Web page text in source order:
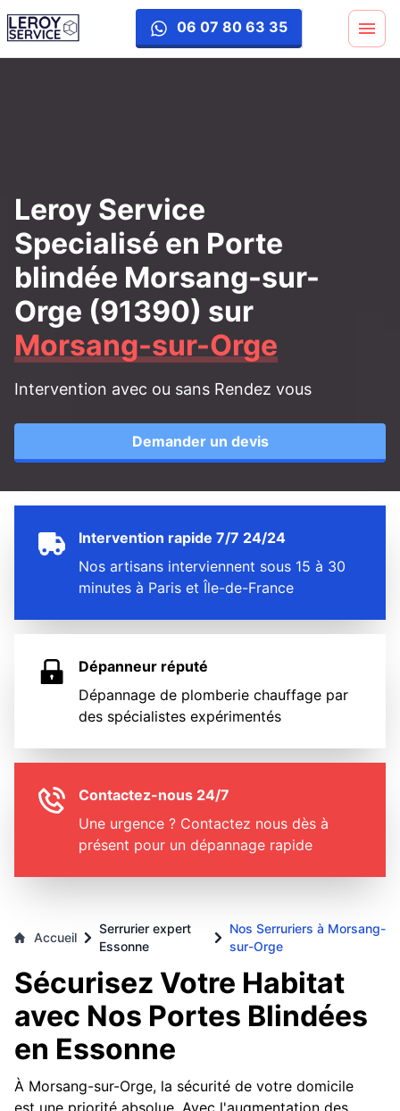
06 07 80 63 35
porte-blinde
Leroy Service
Specialisé en Porte
blindée Morsang-sur-
Orge (91390) sur
Morsang-sur-Orge
Intervention avec ou sans Rendez vous
Demander un devis
Intervention rapide 7/7 24/24
Nos artisans interviennent sous 15 à 30
minutes à Paris et Île-de-France
Dépanneur réputé
Dépannage de plomberie chauffage par
des spécialistes expérimentés
Contactez-nous 24/7
Une urgence ? Contactez nous dès à
présent pour un dépannage rapide
Accueil
Serrurier expert
Essonne
Nos Serruriers à Morsang-
sur-Orge
Sécurisez Votre Habitat
avec Nos Portes Blindées
en Essonne
À Morsang-sur-Orge, la sécurité de votre domicile